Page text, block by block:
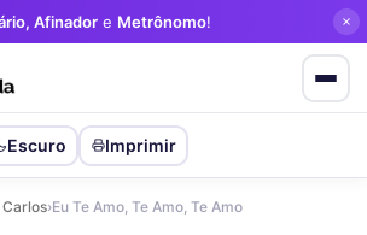
Afinador e Metrônomo!
Escuro Imprimir
›Eu Te Amo, Te Amo, Te Amo